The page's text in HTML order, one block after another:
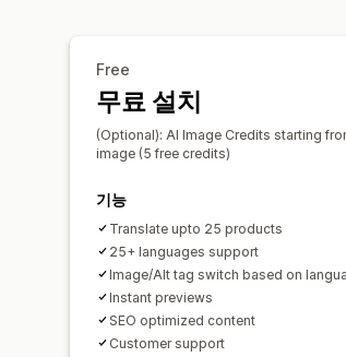
Free
무료 설치
(Optional): AI Image Credits starting
image (5 free credits)
기능
Translate upto 25 products
25+ languages support
Image/Alt tag switch based on
Instant previews
SEO optimized content
Customer support